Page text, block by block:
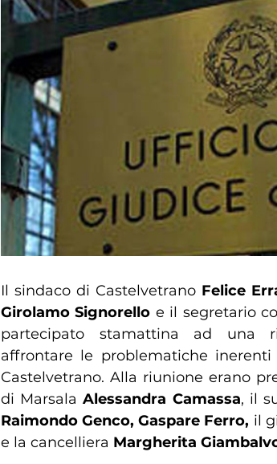
Il sindaco di Castelvetrano Felice
Girolamo Signorello e il segretario
partecipato stamattina ad una
affrontare le problematiche
Castelvetrano. Alla riunione erano
di MarsalaAlessandra Camassa, il
Raimondo Genco, Gaspare Ferro, il
e la cancelliera Margherita